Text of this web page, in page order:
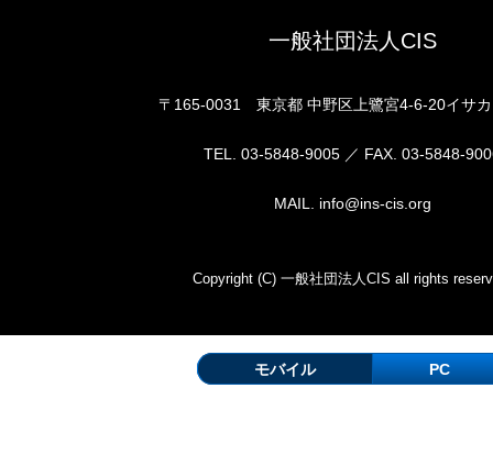
一般社団法人CIS
〒165-0031 東京都 中野区上鷺宮4-6-20イサ
TEL. 03-5848-9005 ／ FAX. 03-5848-
MAIL. info@ins-cis.org
Copyright (C) 一般社団法人CIS all rights
モバイル PC